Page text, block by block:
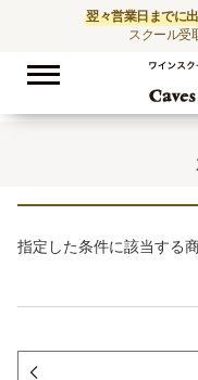
翌々営業日までに
スクール受
指定した条件に該当する